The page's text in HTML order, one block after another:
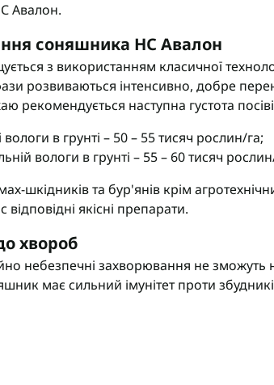
Авалон.
соняшника НС Авалон
з використанням класичної
розвиваються інтенсивно, добре
рекомендується наступна густота
вологи в грунті – 50 – 55 тисяч рослин/га;
вологи в грунті – 55 – 60 тисяч
шкідників та бур'янів крім
якісні препарати.
хвороб
небезпечні захворювання не зможуть
має сильний імунітет проти